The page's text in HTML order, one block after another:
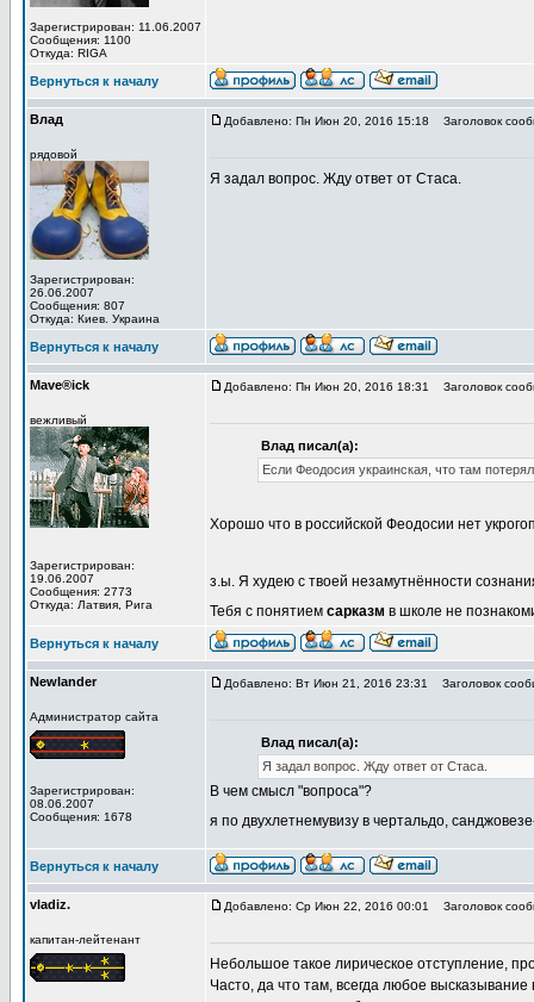
Зарегистрирован: 11.06.2007
Сообщения: 1100
Откуда: RIGA
Вернуться к началу
Влад
рядовой
Зарегистрирован:
26.06.2007
Сообщения: 807
Откуда: Киев. Украина
Добавлено: Пн Июн 20, 2016 15:18 Заголовок
Я задал вопрос. Жду ответ от Стаса.
Вернуться к началу
Mave®ick
вежливый
Зарегистрирован:
19.06.2007
Сообщения: 2773
Откуда: Латвия, Рига
Добавлено: Пн Июн 20, 2016 18:31 Заголовок
Влад писал(а):
Если Феодосия украинская, что там
Хорошо что в российской Феодосии нет
з.ы. Я худею с твоей незамутнённости
Тебя с понятием сарказм в школе не
Вернуться к началу
Newlander
Администратор сайта
Зарегистрирован:
08.06.2007
Сообщения: 1678
Добавлено: Вт Июн 21, 2016 23:31 Заголовок
Влад писал(а):
Я задал вопрос. Жду ответ от Стаса.
В чем смысл "вопроса"?
я по двухлетнемувизу в чертальдо,
Вернуться к началу
vladiz.
капитан-лейтенант
Добавлено: Ср Июн 22, 2016 00:01 Заголовок
Небольшое такое лирическое отступление,
Часто, да что там, всегда любое